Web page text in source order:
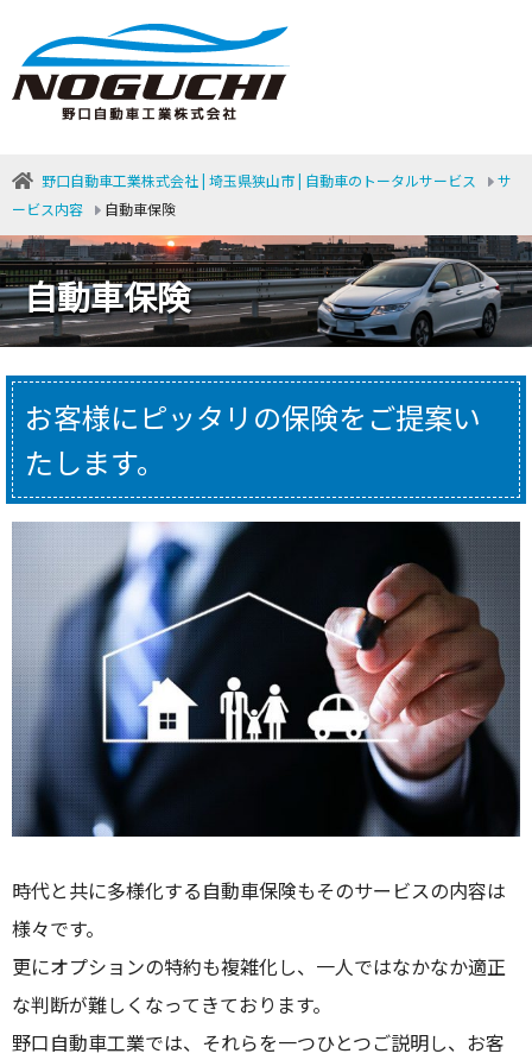
野口自動車工業株式会社 | 埼玉県狭山市 | 自動車のトータルサービス
サ
ービス内容
自動車保険
自動車保険
お客様にピッタリの保険をご提案い
たします。
時代と共に多様化する自動車保険もそのサービスの内容は
様々です。
更にオプションの特約も複雑化し、一人ではなかなか適正
な判断が難しくなってきております。
野口自動車工業では、それらを一つひとつご説明し、お客